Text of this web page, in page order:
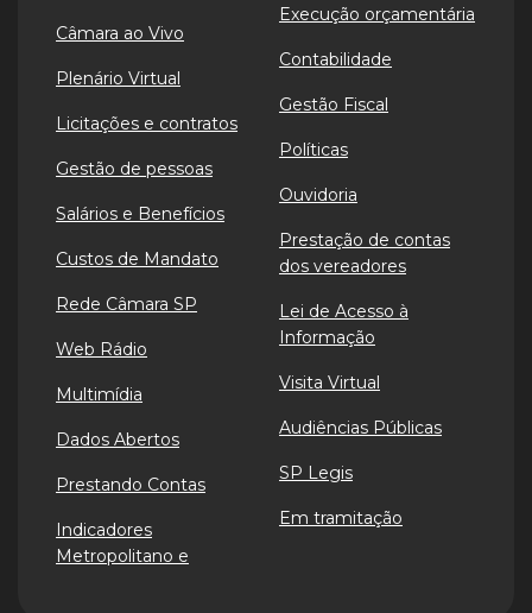
Câmara ao Vivo
Plenário Virtual
Licitações e contratos
Gestão de pessoas
Salários e Benefícios
Custos de Mandato
Rede Câmara SP
Web Rádio
Multimídia
Dados Abertos
Prestando Contas
Indicadores
Metropolitano e
Execução orçamentária
Contabilidade
Gestão Fiscal
Políticas
Ouvidoria
Prestação de contas
dos vereadores
Lei de Acesso à
Informação
Visita Virtual
Audiências Públicas
SP Legis
Em tramitação